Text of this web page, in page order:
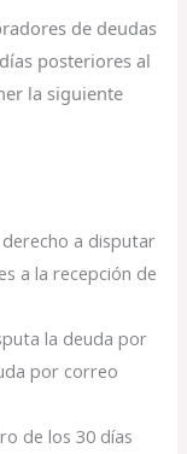
de deudas
posteriores al
la siguiente
a disputar
a la recepción de
la deuda por
por correo
de los 30 días